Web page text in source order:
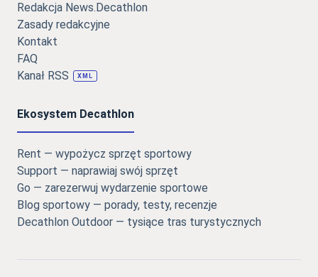
Redakcja News.Decathlon
Zasady redakcyjne
Kontakt
FAQ
Kanał RSS
XML
Ekosystem Decathlon
Rent — wypożycz sprzęt sportowy
Support — naprawiaj swój sprzęt
Go — zarezerwuj wydarzenie sportowe
Blog sportowy — porady, testy, recenzje
Decathlon Outdoor — tysiące tras turystycznych